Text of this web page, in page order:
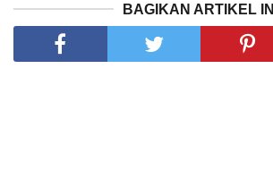
BAGIKAN ARTIKEL INI